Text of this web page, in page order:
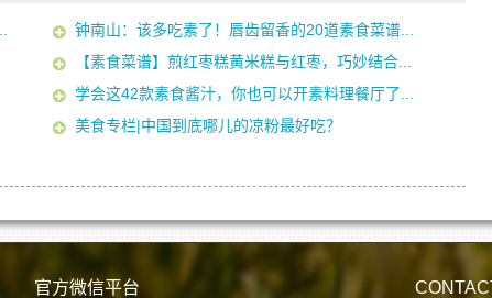
钟南山：该多吃素了！唇齿留香的20道素食菜谱...
【素食菜谱】煎红枣糕黄米糕与红枣，巧妙结合...
学会这42款素食酱汁，你也可以开素料理餐厅了...
美食专栏|中国到底哪儿的凉粉最好吃？
官方微信平台